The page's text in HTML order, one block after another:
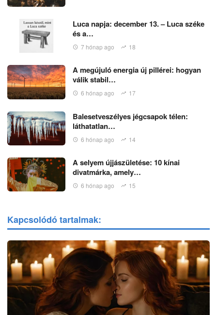
Luca napja: december 13. – Luca széke
és a…
7 hónap ago 18
A megújuló energia új pillérei: hogyan
válik stabil…
6 hónap ago 17
Balesetveszélyes jégcsapok télen:
láthatatlan…
6 hónap ago 14
A selyem újjászületése: 10 kínai
divatmárka, amely…
6 hónap ago 15
Kapcsolódó tartalmak: